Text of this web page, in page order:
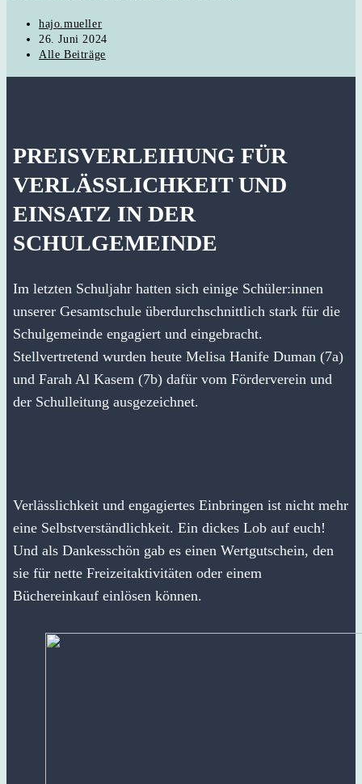
Beitrags-
Autor:
hajo.mueller
Beitrag
veröffentlicht:
26. Juni 2024
Beitrags-
Alle Beiträge
PREISVERLEIHUNG FÜR
VERLÄSSLICHKEIT UND
EINSATZ IN DER
SCHULGEMEINDE
Im letzten Schuljahr hatten sich einige Schüler:innen
unserer Gesamtschule überdurchschnittlich stark für die
Schulgemeinde engagiert und eingebracht.
Stellvertretend wurden heute Melisa Hanife Duman (7a)
und Farah Al Kasem (7b) dafür vom Förderverein und
der Schulleitung ausgezeichnet.
Verlässlichkeit und engagiertes Einbringen ist nicht mehr
eine Selbstverständlichkeit. Ein dickes Lob auf euch!
Und als Dankesschön gab es einen Wertgutschein, den
sie für nette Freizeitaktivitäten oder einem
Büchereinkauf einlösen können.